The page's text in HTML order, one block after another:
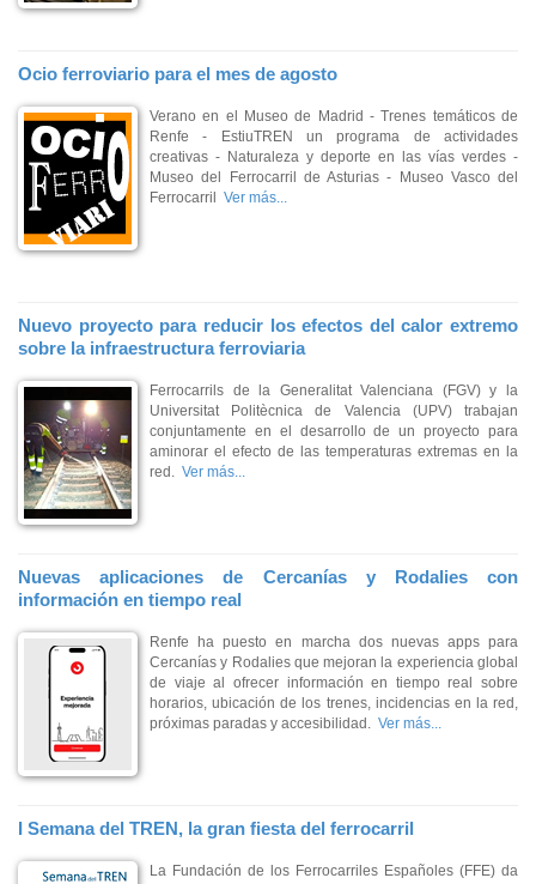
Ocio ferroviario para el mes de agosto
Verano en el Museo de Madrid - Trenes temáticos de
Renfe - EstiuTREN un programa de actividades
creativas - Naturaleza y deporte en las vías verdes -
Museo del Ferrocarril de Asturias - Museo Vasco del
Ferrocarril
Ver más...
Nuevo proyecto para reducir los efectos del calor extremo
sobre la infraestructura ferroviaria
Ferrocarrils de la Generalitat Valenciana (FGV) y la
Universitat Politècnica de Valencia (UPV) trabajan
conjuntamente en el desarrollo de un proyecto para
aminorar el efecto de las temperaturas extremas en la
red. Ver más...
Nuevas aplicaciones de Cercanías y Rodalies con
información en tiempo real
Renfe ha puesto en marcha dos nuevas apps para
Cercanías y Rodalies que mejoran la experiencia global
de viaje al ofrecer información en tiempo real sobre
horarios, ubicación de los trenes, incidencias en la red,
próximas paradas y accesibilidad. Ver más...
I Semana del TREN, la gran fiesta del ferrocarril
La Fundación de los Ferrocarriles Españoles (FFE) da